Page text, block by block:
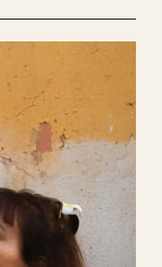
Pesca –
Mar
Lourenço
vive em
jovem e
após uma